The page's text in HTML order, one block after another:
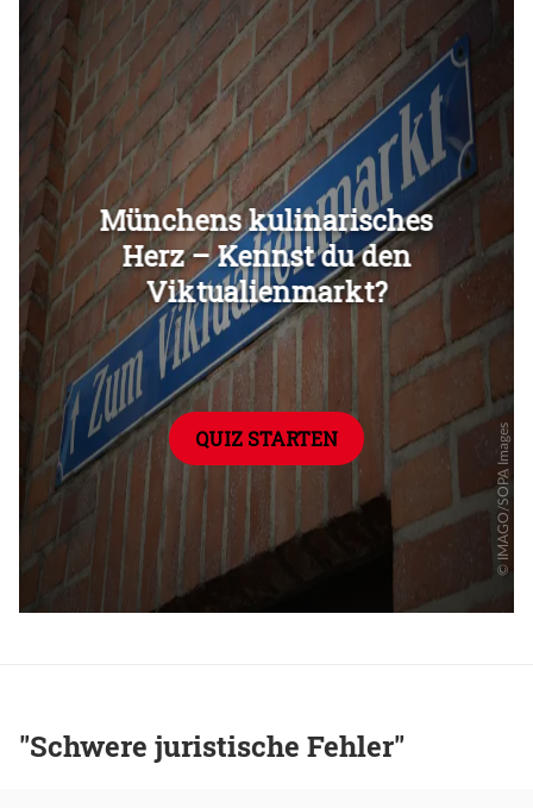
Überspringen
"Schwere juristische Fehler"